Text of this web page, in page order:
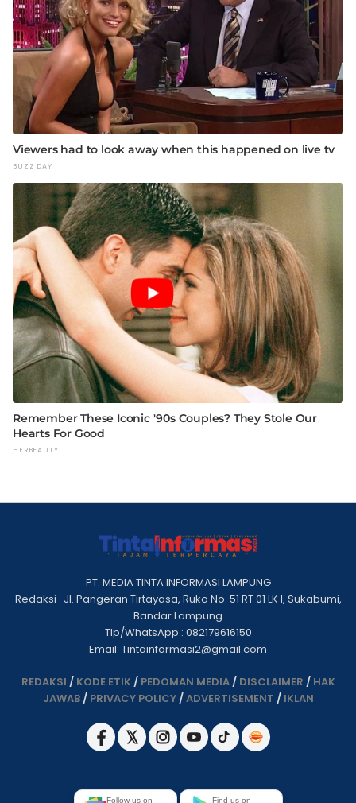
PT. MEDIA TINTA INFORMASI LAMPUNG
Redaksi : Jl. Pangeran Tirtayasa, Ruko No. 51 RT 01 LK I, Sukabumi,
Bandar Lampung
Tlp/WhatsApp : 082179616150
Email: Tintainformasi2@gmail.com
REDAKSI / KODE ETIK / PEDOMAN MEDIA/ DISCLAIMER / HAK
JAWAB/ PRIVACY POLICY/ADVERTISEMENT / IKLAN
Follow us on Find us on